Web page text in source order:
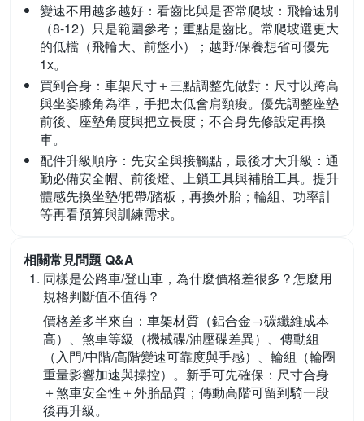
變速不用越多越好：看齒比與是否常爬坡： 飛輪速別
（8-12）只是範圍參考；重點是齒比。常爬坡選更大
的低檔（飛輪大、前盤小）；越野/保養想省可優先
1x。
買到合身：車架尺寸＋三點調整先做對： 尺寸以跨高
與坐姿膝角為準，手把太低會肩頸痠。優先調整座墊
前後、座墊角度與把立長度；不合身先修設定再換
車。
配件升級順序：先安全與接觸點，最後才大升級： 通
勤必備安全帽、前後燈、上鎖工具與補胎工具。提升
體感先換坐墊/把帶/踏板，再換外胎；輪組、功率計
等再看預算與訓練需求。
相關常見問題 Q&A
同樣是公路車/登山車，為什麼價格差很多？怎麼用
規格判斷值不值得？
價格差多半來自：車架材質（鋁合金→碳纖維成本
高）、煞車等級（機械碟/油壓碟差異）、傳動組
（入門/中階/高階變速可靠度與手感）、輪組（輪圈
重量影響加速與操控）。新手可先確保：尺寸合身
＋煞車安全性＋外胎品質；傳動高階可留到騎一段
後再升級。